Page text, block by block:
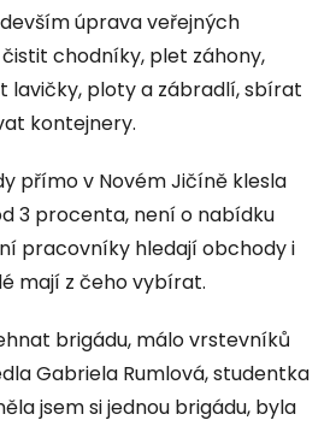
úprava veřejných
chodníky, plet záhony,
ploty a zábradlí, sbírat
kontejnery.
přímo v Novém Jičíně klesla
3 procenta, není o nabídku
pracovníky hledají obchody i
mají z čeho vybírat.
brigádu, málo vrstevníků
Gabriela Rumlová, studentka
jsem si jednou brigádu, byla